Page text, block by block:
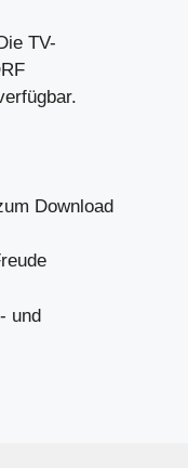
TV-
Download
und